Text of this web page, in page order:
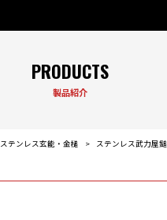
PRODUCTS
製品紹介
ステンレス玄能・金槌 ステンレス武力屋鎚